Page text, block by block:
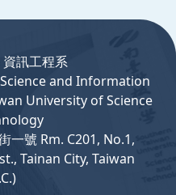
訊工程系
Science and Information
University of Science
一號 Rm. C201, No.1,
Tainan City, Taiwan